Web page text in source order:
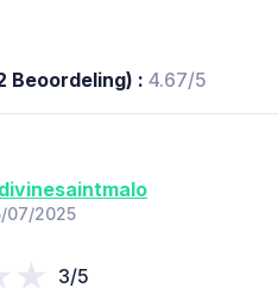
Beoordeling) : 4.67/5
07/2025
3/5